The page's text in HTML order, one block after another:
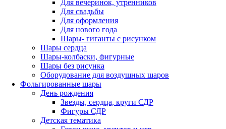
Для вечеринок, утренников
Для свадьбы
Для оформления
Для нового года
Шары- гиганты с рисунком
Шары сердца
Шары-колбаски, фигурные
Шары без рисунка
Оборудование для воздушных шаров
Фольгированные шары
День рождения
Звезды, сердца, круги СДР
Фигуры СДР
Детская тематика